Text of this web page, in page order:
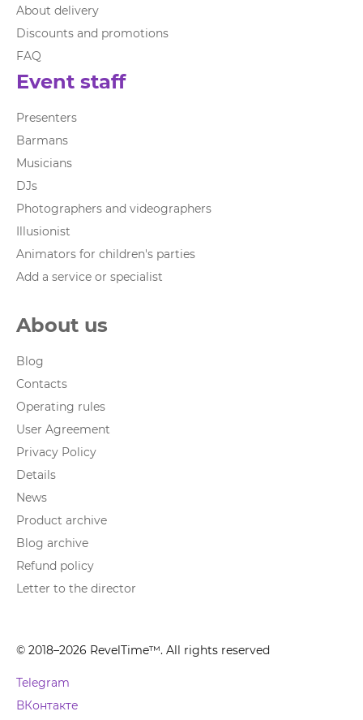
About delivery
Discounts and promotions
FAQ
Event staff
Presenters
Barmans
Musicians
DJs
Photographers and videographers
Illusionist
Animators for children's parties
Add a service or specialist
About us
Blog
Contacts
Operating rules
User Agreement
Privacy Policy
Details
News
Product archive
Blog archive
Refund policy
Letter to the director
© 2018–2026 RevelTime™. All rights reserved
Telegram
ВКонтакте